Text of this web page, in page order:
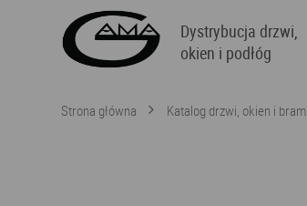
Dystrybucja drzwi,
okien i podłóg
Strona główna Katalog drzwi, okien i bram